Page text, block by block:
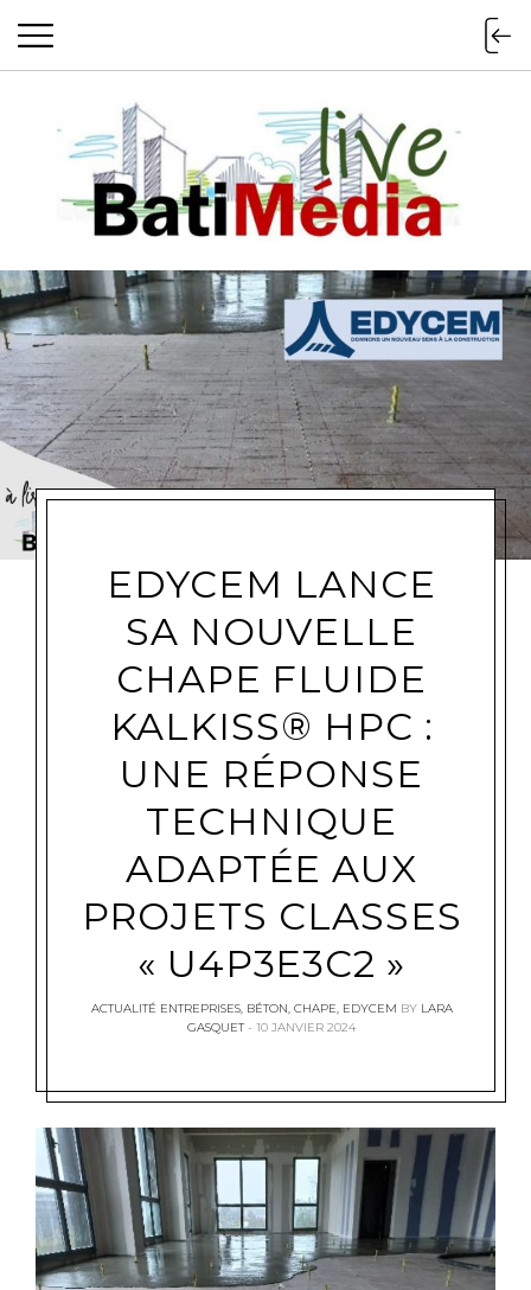
Batimedialive
EDYCEM LANCE
SA NOUVELLE
CHAPE FLUIDE
KALKISS® HPC :
UNE RÉPONSE
TECHNIQUE
ADAPTÉE AUX
PROJETS CLASSES
« U4P3E3C2 »
ACTUALITÉ ENTREPRISES, BÉTON, CHAPE, EDYCEM BY LARA
GASQUET
10 JANVIER 2024